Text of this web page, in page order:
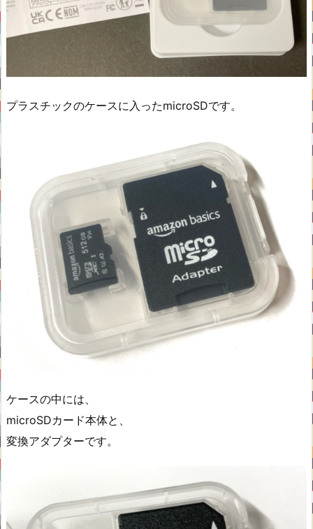
プラスチックのケースに入ったmicroSDです。
ケースの中には、
microSDカード本体と、
変換アダプターです。